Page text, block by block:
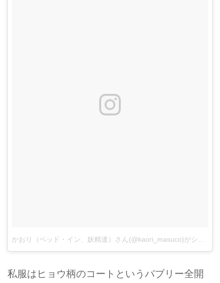
私服はヒョウ柄のコートというバブリー全開